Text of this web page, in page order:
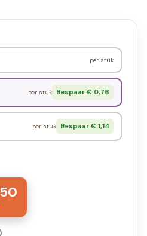
per stuk
per stuk Bespaar € 0,76
per stuk Bespaar € 1,14
50